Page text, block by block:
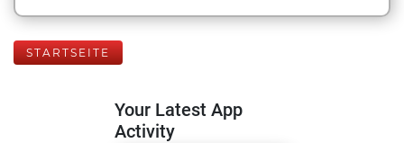
STARTSEITE
Your Latest App
Activity